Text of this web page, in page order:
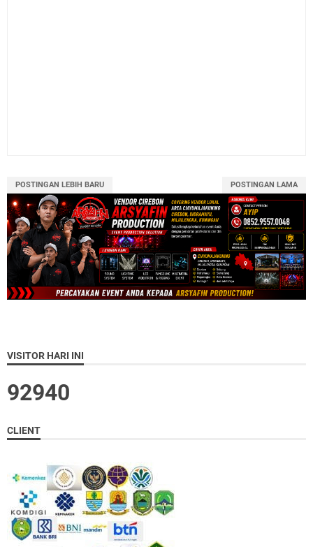
POSTINGAN LEBIH BARU POSTINGAN LAMA
VISITOR HARI INI
92940
CLIENT